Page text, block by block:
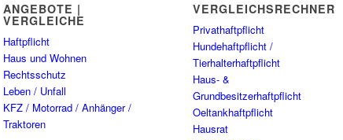
ANGEBOTE |
VERGLEICHE
Haftpflicht
Haus und Wohnen
Rechtsschutz
Leben / Unfall
KFZ / Motorrad / Anhänger /
Traktoren
VERGLEICHSRECHNER
Privathaftpflicht
Hundehaftpflicht /
Tierhalterhaftpflicht
Haus- &
Grundbesitzerhaftpflicht
Oeltankhaftpflicht
Hausrat